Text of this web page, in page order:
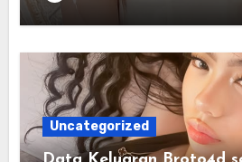
Uncategorized